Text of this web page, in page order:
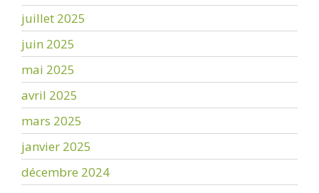
juillet 2025
juin 2025
mai 2025
avril 2025
mars 2025
janvier 2025
décembre 2024